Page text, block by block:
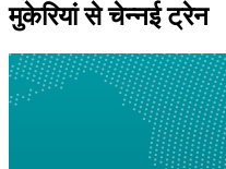
मुकेरियां से चेन्नई ट्रेन